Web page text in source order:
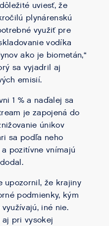
uviesť, že
plynárenskú
využiť pre
vodíka
ako je biometán,“
sa vyjadril aj
emisií.
1 % a naďalej sa
je zapojená do
únikov
sa podľa neho
pozitívne vnímajú
upozornil, že krajiny
podmienky, kým
iné nie.
aj pri vysokej